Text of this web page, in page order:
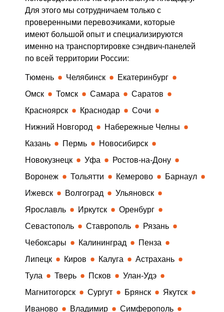
Для этого мы сотрудничаем только с
проверенными перевозчиками, которые
имеют большой опыт и специализируются
именно на транспортировке сэндвич-панелей
по всей территории России:
Тюмень Челябинск
Екатеринбург
Омск
Томск Самара
Саратов
Красноярск
Краснодар
Сочи
Нижний Новгород
Набережные Челны
Казань
Пермь
Новосибирск
Новокузнецк
Уфа
Ростов-на-Дону
Воронеж
Тольятти Кемерово
Барнаул
Ижевск
Волгоград
Ульяновск
Ярославль
Иркутск
Оренбург
Севастополь
Ставрополь
Рязань
Чебоксары
Калининград
Пенза
Липецк
Киров Калуга
Астрахань
Тула
Тверь Псков
Улан-Удэ
Магнитогорск
Сургут Брянск
Якутск
Иваново
Владимир
Симферополь